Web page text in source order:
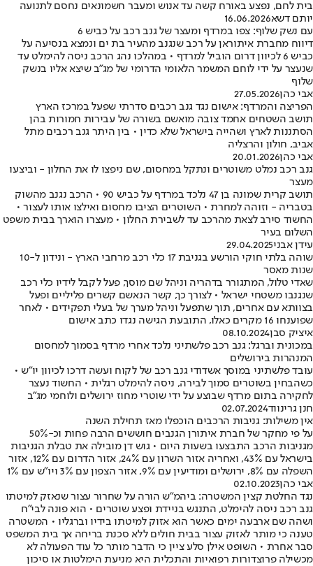
בית לחם, נפצע באורח קשה עד אנוש ומעבר חשמונאים נחסם לתנועה
יותם דשא16.06.2026
עם נשק שלוף: צפו במרדף ומעצר של גנב רכב על כביש 6
דיווח מחברת איתוראן על רכב שנגנב מהעיר בת ים ונמצא בנסיעה על
כביש 6 לכיוון דרום הוביל למרדף • במהלכו נהג הרכב ניסה להימלט עד
שנעצר על ידי לוחם המשמר הלאומי הדרומי של מג"ב שיצא אליו בנשק
שלוף
אבי כהן27.05.2026
הפריצה והמרדף: אישום נגד גנב רכבים סדרתי שפעל במרכז הארץ
תושב השטחים אחמד צובה מואשם בשורה של עבירות חמורות בהן
הסתננות לארץ ושהייה בישראל שלא כדין • בין היתר גנב רכבים מתל
אביב, חולון והרצליה
אבי כהן20.01.2026
גנב רכב נמלט משוטרים ונתקל במחסום, שם ניפצו לו את החלון - וביצעו
מעצר
תושב קרית שמונה בן 47 נלכד במרדף על כביש 90 • הרכב נגנב מהשוק
בטבריה - וזוהה למחרת • השוטרים הציבו מחסום ואילצו אותו לעצור •
החשוד סירב לצאת מהרכב עד לשבירת החלון • מעצרו הוארך בבית משפט
השלום בעיר
עידן אבני29.04.2025
שוהה בלתי חוקי הורשע בגניבת 17 כלי רכב מרחבי הארץ - ונידון ל-10
שנות מאסר
שאדי טלול, המתגורר בדהריה וניהל שם מוסך, פעל לקבל לידיו כלי רכב
שנגנבו משטחי ישראל • לצורך כך, קשר הנאשם קשרים פליליים ופעל
בצוותא עם אחרים, תוך שתפעל וניהל מערך של בעלי תפקידים • לאחר
שפוענחו 16 מקרים כאלו, התובעת הגישה נגדו כתב אישום
איציק סבן08.10.2024
במכונית וברגל: גנב רכב פלשתיני נלכד אחרי מרדף בסמוך למחסום
המנהרות בירושלים
עובד פלשתיני במוסך אשדודי גנב רכב של לקוח ועשה דרכו לכיוון יו"ש •
כשהבחין בשוטרים סמוך לבירה, ניסה להימלט רגלית • החשוד נעצר
לחקירה בתום מרדף שבוצע על ידי שוטרי מחוז ירושלים ולוחמי מג״ב
חנן גרינווד02.07.2024
אין משילות: גניבות הרכבים הוכפלו מאז תחילת השנה
על פי מחקר של חברת איתורן הגנבים חוששים הרבה פחות וכ-50%
מגניבות הרכב התבצעו בשעות היום • גוש דן מובילה את טבלת הגניבות
בישראל עם 43%, ואחריה אזור השרון עם 24%, אזור הדרום עם 12%, אזור
השפלה עם 8%, ירושלים ומודיעין עם 9%, אזור הצפון עם 3% ויו"ש עם 1%
אבי כהן02.10.2023
נגד החלטת קצין המשטרה: ביהמ"ש הורה על שחרור עצור שנאזק למיטתו
גנב רכב ניסה להימלט, התנגש בניידת ופצע שוטרים • הוא פונה לבי"ח
ושהה שם ארבעה ימים כאשר הוא אזוק למיטתו בידיו וברגליו • המשטרה
טענה כי מותר לאזוק עצור בבית חולים ללא סכנת בריחה אך בית המשפט
סבר אחרת • השופט אילן סלע ציין כי הדבר מותר כל עוד הפעולה לא
מכשילה פרוצדורות רפואיות והתכלית היא מניעת הימלטות או סיכון